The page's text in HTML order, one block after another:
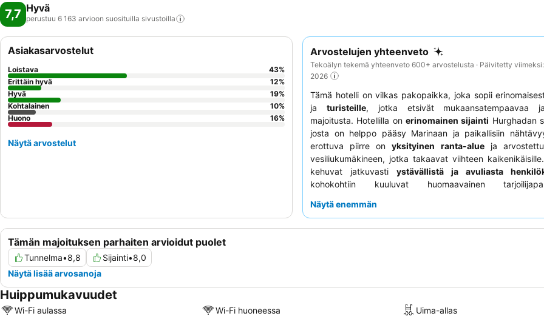
7,7 Hyvä
perustuu 6 163 arvioon suosituilla sivustoilla
Arvostelujen yhteenveto
Tekoälyn tekemä yhteenveto 600+ arvostelusta · Päivitetty
2026
Tämä hotelli on vilkas pakopaikka, joka sopii
ja turisteille, jotka etsivät mukaansatempaavaa
majoitusta. Hotellilla on erinomainen sijainti Hurghadan
josta on helppo pääsy Marinaan ja paikallisiin
erottuva piirre onyksityinen ranta-alueja
vesiliukumäkineen, jotka takaavat viihteen
kehuvat jatkuvasti ystävällistä ja avuliasta
kohokohtiin kuuluvat huomaavainen
kokemusta, harkitse puutarhaan päin olevan huoneen
Näytä enemmän
Tämän majoituksen parhaiten arvioidut puolet
Tunnelma•8,8 Sijainti•8,0
Näytä lisää arvosanoja
Asiakasarvostelut
Loistava 43%
Erittäin hyvä
12%
Hyvä
19%
Kohtalainen
10%
Huono
16%
Näytä arvostelut
Huippumukavuudet
Wi-Fi aulassa Wi-Fi huoneessa Uima-allas